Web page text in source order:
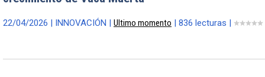
22/04/2026 | INNOVACIÓN | Ultimo momento | 836 lecturas |